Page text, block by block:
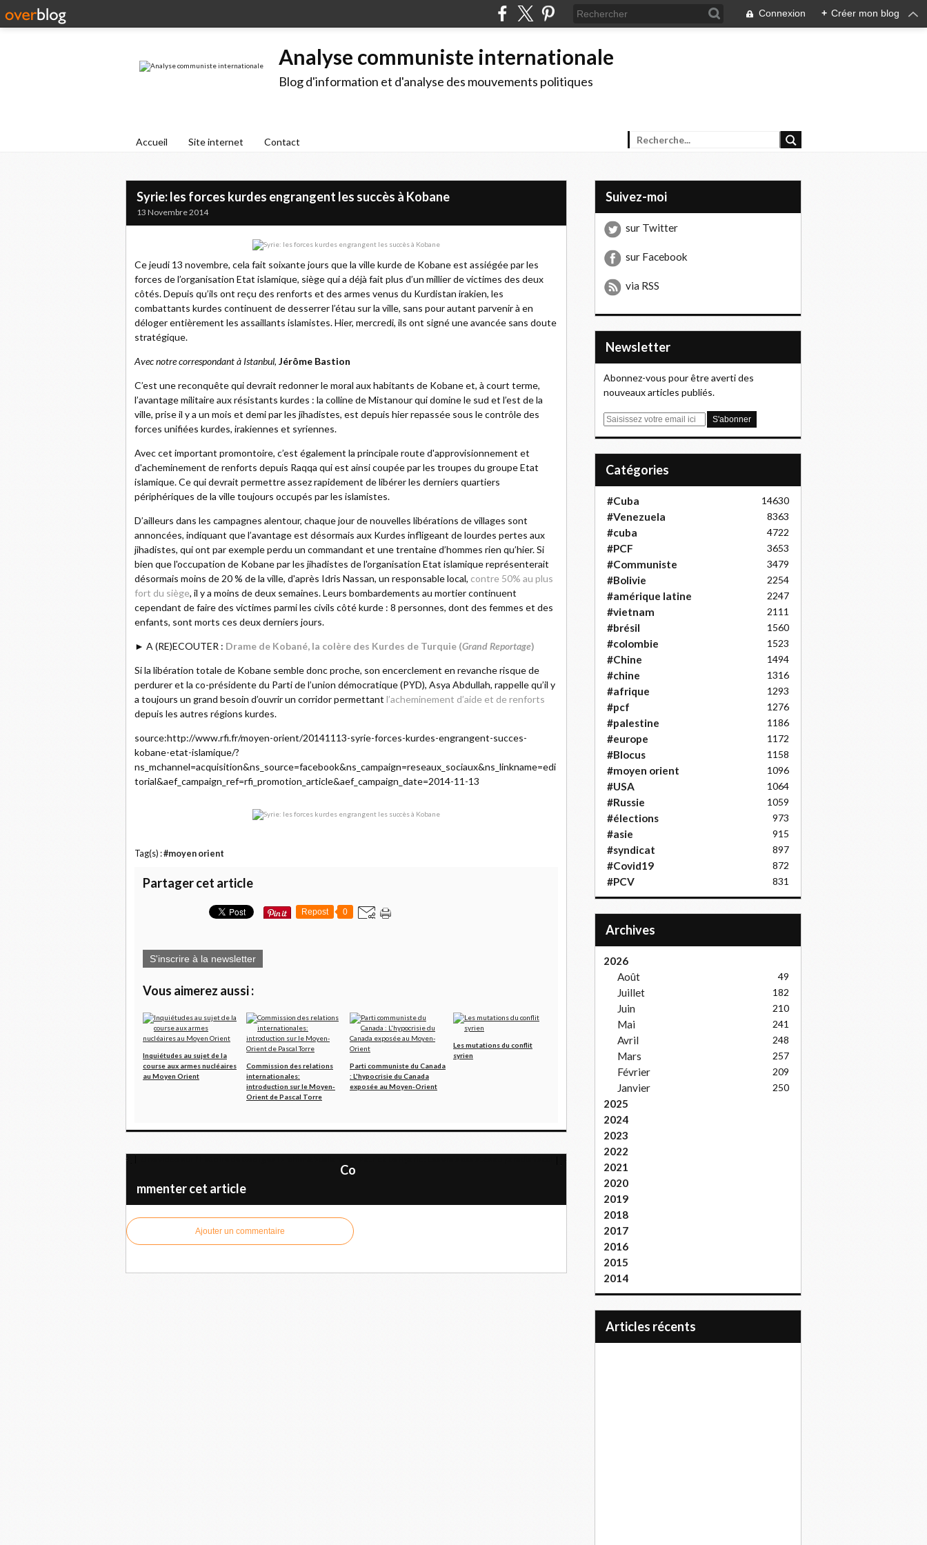
Connexion + Créer mon blog
Analyse communiste internationale
Blog d'information et d'analyse des mouvements politiques
Accueil Site internet Contact
Syrie: les forces kurdes engrangent les succès à Kobane
13 Novembre 2014
Ce jeudi 13 novembre, cela fait soixante jours que la ville kurde de Kobane est assiégée par les
forces de l’organisation Etat islamique, siège qui a déjà fait plus d’un millier de victimes des deux
côtés. Depuis qu’ils ont reçu des renforts et des armes venus du Kurdistan irakien, les
combattants kurdes continuent de desserrer l’étau sur la ville, sans pour autant parvenir à en
déloger entièrement les assaillants islamistes. Hier, mercredi, ils ont signé une avancée sans doute
stratégique.
Avec notre correspondant à Istanbul, Jérôme Bastion
C’est une reconquête qui devrait redonner le moral aux habitants de Kobane et, à court terme,
l’avantage militaire aux résistants kurdes : la colline de Mistanour qui domine le sud et l’est de la
ville, prise il y a un mois et demi par les jihadistes, est depuis hier repassée sous le contrôle des
forces unifiées kurdes, irakiennes et syriennes.
Avec cet important promontoire, c’est également la principale route d'approvisionnement et
d'acheminement de renforts depuis Raqqa qui est ainsi coupée par les troupes du groupe Etat
islamique. Ce qui devrait permettre assez rapidement de libérer les derniers quartiers
périphériques de la ville toujours occupés par les islamistes.
D’ailleurs dans les campagnes alentour, chaque jour de nouvelles libérations de villages sont
annoncées, indiquant que l’avantage est désormais aux Kurdes infligeant de lourdes pertes aux
jihadistes, qui ont par exemple perdu un commandant et une trentaine d’hommes rien qu’hier. Si
bien que l'occupation de Kobane par les jihadistes de l'organisation Etat islamique représenterait
désormais moins de 20 % de la ville, d'après Idris Nassan, un responsable local, contre 50% au plus
fort du siège, il y a moins de deux semaines. Leurs bombardements au mortier continuent
cependant de faire des victimes parmi les civils côté kurde : 8 personnes, dont des femmes et des
enfants, sont morts ces deux derniers jours.
► A (RE)ECOUTER : Drame de Kobané, la colère des Kurdes de Turquie (Grand Reportage)
Si la libération totale de Kobane semble donc proche, son encerclement en revanche risque de
perdurer et la co-présidente du Parti de l’union démocratique (PYD), Asya Abdullah, rappelle qu’il y
a toujours un grand besoin d’ouvrir un corridor permettant l’acheminement d’aide et de renforts
depuis les autres régions kurdes.
source:http://www.rfi.fr/moyen-orient/20141113-syrie-forces-kurdes-engrangent-succes-
kobane-etat-islamique/?
ns_mchannel=acquisition&ns_source=facebook&ns_campaign=reseaux_sociaux&ns_linkname=edi
torial&aef_campaign_ref=rfi_promotion_article&aef_campaign_date=2014-11-13
Tag(s) :#moyen orient
Partager cet article
Repost 0
S'inscrire à la newsletter
Vous aimerez aussi :
Inquiétudes au sujet de la
course aux armes nucléaires
au Moyen Orient
Commission des relations
internationales:
introduction sur le Moyen-
Orient de Pascal Torre
Parti communiste du Canada
: L'hypocrisie du Canada
exposée au Moyen-Orient
Les mutations du conflit
syrien
Co
mmenter cet article
Ajouter un commentaire
Suivez-moi
sur Twitter
sur Facebook
via RSS
Newsletter
Abonnez-vous pour être averti des
nouveaux articles publiés.
E
Catégories
#Cuba 14630
#Venezuela 8363
#cuba 4722
#PCF 3653
#Communiste 3479
#Bolivie 2254
#amérique latine 2247
#vietnam 2111
#brésil 1560
#colombie 1523
#Chine 1494
#chine 1316
#afrique 1293
#pcf 1276
#palestine 1186
#europe 1172
#Blocus 1158
#moyen orient 1096
#USA 1064
#Russie 1059
#élections 973
#asie 915
#syndicat 897
#Covid19 872
#PCV 831
Archives
2026
Août
49
Juillet 182
Juin 210
Mai 241
Avril 248
Mars 257
Février 209
Janvier 250
2025
2024
2023
2022
2021
2020
2019
2018
2017
2016
2015
2014
articles récents